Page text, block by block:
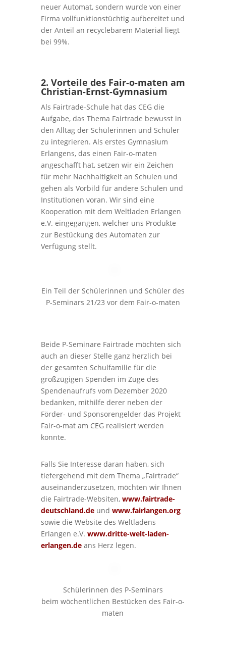
neuer Automat, sondern wurde von einer
Firma vollfunktionstüchtig aufbereitet und
der Anteil an recyclebarem Material liegt
bei 99%.
2. Vorteile des Fair-o-maten am
Christian-Ernst-Gymnasium
Als Fairtrade-Schule hat das CEG die
Aufgabe, das Thema Fairtrade bewusst in
den Alltag der Schülerinnen und Schüler
zu integrieren. Als erstes Gymnasium
Erlangens, das einen Fair-o-maten
angeschafft hat, setzen wir ein Zeichen
für mehr Nachhaltigkeit an Schulen und
gehen als Vorbild für andere Schulen und
Institutionen voran. Wir sind eine
Kooperation mit dem Weltladen Erlangen
e.V. eingegangen, welcher uns Produkte
zur Bestückung des Automaten zur
Verfügung stellt.
Ein Teil der Schülerinnen und Schüler des
P-Seminars 21/23 vor dem Fair-o-maten
Beide P-Seminare Fairtrade möchten sich
auch an dieser Stelle ganz herzlich bei
der gesamten Schulfamilie für die
großzügigen Spenden im Zuge des
Spendenaufrufs vom Dezember 2020
bedanken, mithilfe derer neben der
Förder- und Sponsorengelder das Projekt
Fair-o-mat am CEG realisiert werden
konnte.
Falls Sie Interesse daran haben, sich
tiefergehend mit dem Thema „Fairtrade“
auseinanderzusetzen, möchten wir Ihnen
die Fairtrade-Websiten, www.fairtrade-
deutschland.de und www.fairlangen.org
sowie die Website des Weltladens
Erlangen e.V. www.dritte-welt-laden-
erlangen.deans Herz legen.
Schülerinnen des P-Seminars
beim wöchentlichen Bestücken des Fair-o-
maten